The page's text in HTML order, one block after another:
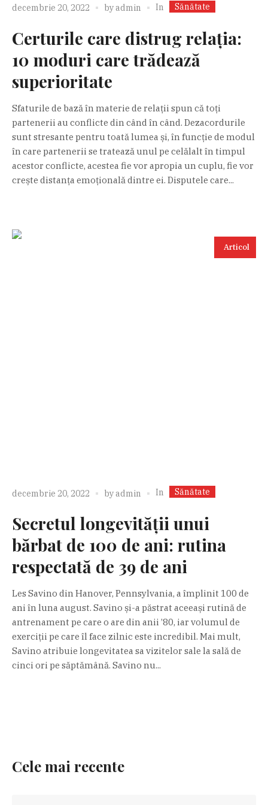
decembrie 20, 2022 byadmin In Sănătate
Certurile care distrug relația:
10 moduri care trădează
superioritate
Sfaturile de bază în materie de relații spun că toți
partenerii au conflicte din când în când. Dezacordurile
sunt stresante pentru toată lumea și, în funcție de modul
în care partenerii se tratează unul pe celălalt în timpul
acestor conflicte, acestea fie vor apropia un cuplu, fie vor
crește distanța emoțională dintre ei. Disputele care...
Articol
decembrie 20, 2022 byadmin In Sănătate
Secretul longevității unui
bărbat de 100 de ani: rutina
respectată de 39 de ani
Les Savino din Hanover, Pennsylvania, a împlinit 100 de
ani în luna august. Savino și-a păstrat aceeași rutină de
antrenament pe care o are din anii ’80, iar volumul de
exerciții pe care îl face zilnic este incredibil. Mai mult,
Savino atribuie longevitatea sa vizitelor sale la sală de
cinci ori pe săptămână. Savino nu...
Cele mai recente